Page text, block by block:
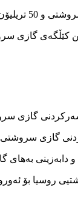
مەتری ژێر كەنداوی
كێڵگەی گازی
گازی
گازی
دابەزینی
روسیا بۆ